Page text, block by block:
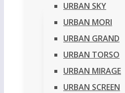
URBAN SKY
URBAN MORI
URBAN GRAND
URBAN TORSO
URBAN MIRAGE
URBAN SCREEN